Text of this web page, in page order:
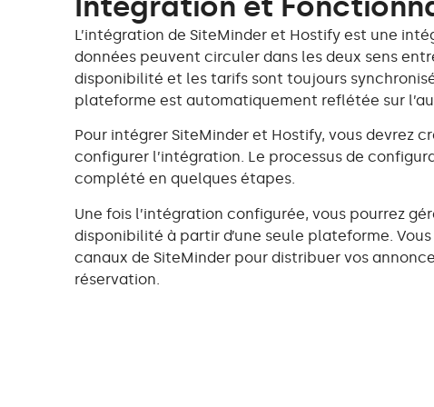
L’intégration de SiteMinder et Hostify est une
données peuvent circuler dans les deux sens
disponibilité et les tarifs sont toujours
plateforme est automatiquement reflétée sur
Pour intégrer SiteMinder et Hostify, vous devrez
configurer l’intégration. Le processus de
complété en quelques étapes.
Une fois l’intégration configurée, vous pourrez
disponibilité à partir d’une seule plateforme.
canaux de SiteMinder pour distribuer vos
réservation.